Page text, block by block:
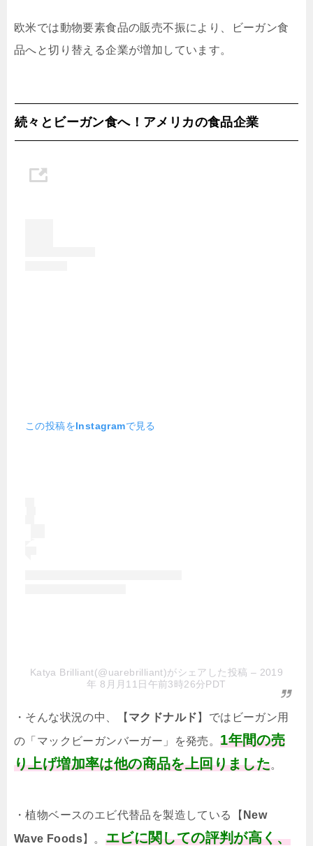
欧米では動物要素食品の販売不振により、ビーガン食
品へと切り替える企業が増加しています。
続々とビーガン食へ！アメリカの食品企業
この投稿をInstagramで見る
Katya Brilliant(@uarebrilliant)がシェアした投稿 – 2019
年 8月月11日午前3時26分PDT
・そんな状況の中、【 マクドナルド 】ではビーガン用
の「マックビーガンバーガー」を発売。1年間の売
り上げ増加率は他の商品を上回りました。
・植物ベースのエビ代替品を製造している【 New
Wave Foods】。 エビに関しての評判が高く、